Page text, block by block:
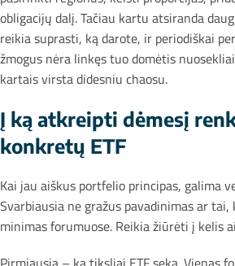
obligacijų dalį. Tačiau kartu atsiranda
reikia suprasti, ką darote, ir periodiškai
žmogus nėra linkęs tuo domėtis
kartais virsta didesniu chaosu.
Į ką atkreipti dėmesį
konkretų ETF
Kai jau aiškus portfelio principas, galima
Svarbiausia ne gražus pavadinimas ar tai,
minimas forumuose. Reikia žiūrėti į kelis